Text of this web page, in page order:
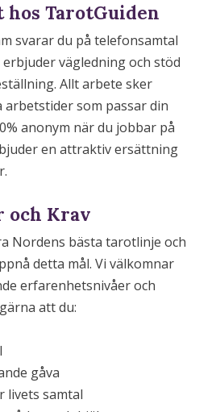
hos TarotGuiden
svarar du på telefonsamtal
vägledning och stöd
Allt arbete sker
arbetstider som passar din
anonym när du jobbar på
en attraktiv ersättning
och Krav
Nordens bästa tarotlinje och
detta mål. Vi välkomnar
erfarenhetsnivåer och
att du:
gåva
livets samtal